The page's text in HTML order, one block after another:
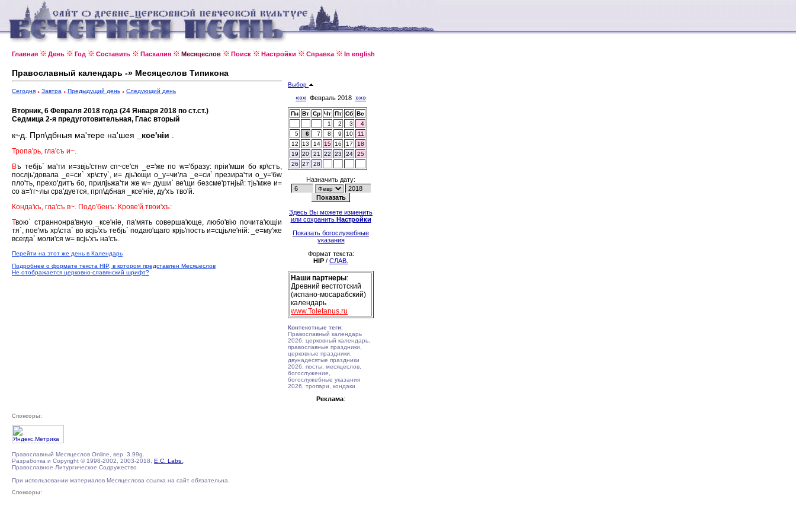
Главная День Год Составить Пасхалия Месяцеслов Поиск Настройки Справка In english
Православный календарь -» Месяцеслов Типикона
Сегодня Завтра Предыдущий день Следующий день
Вторник, 6 Февраля 2018 года (24 Января 2018 по ст.ст.)
Седмица 2-я предуготовительная, Глас вторый
к~д. Прп\дбныя ма'тере на'шея _ксе'нiи
Тропа'рь, гла'съ и~.
Въ тебjь` ма'ти и=звjь'стнw сп~се'ся _е='же по w='бразу: прiи'мши бо кр\стъ,
послjь'довала _е=си` хр\сту`, и= дjь'ющи о_у=чи'ла _е=си` презира'ти о_у='бw
пло'ть, прехо'дитъ бо, прилjьжа'ти же w= души` ве'щи безсме'ртнjьй: тjь'мже и=
со а='гг~лы сра'дуется, прп\дбная _ксе'нiе, ду'хъ тво'й.
Конда'къ, гла'съ в~. Подо'бенъ: Крове'й твои'хъ:
Твою` страннонра'вную _ксе'нiе, па'мять соверша'юще, любо'вiю почита'ющiи
тя`, пое'мъ хр\ста` во всjь'хъ тебjь` подаю'щаго крjь'пость и=сцjьле'нiй: _е=му'же
всегда` моли'ся w= всjь'хъ на'съ.
Перейти на этот же день в Календарь
Подробнее о формате текста HIP, в котором представлен Месяцеслов
Не отображается церковно-славянский шрифт?
Выбор
««« Февраль 2018 »»»
Пн Вт Ср Чт Пт Сб Вс
1
2 3
4
5
6 7 8 9 10
11
12
13 14 15 16 17
18
19
20 21 22 23 24
25
26
27 28
Назначить дату:
Здесь Вы можете изменить
или сохранить Настройки
Показать богослужебные
указания
Формат текста:
HIP / СЛАВ.
Наши партнеры:
Древний вестготский
(испано-мосарабский)
календарь
www.Toletanus.ru
Контекстные теги:
Православный календарь
2026, церковный календарь,
православные праздники,
церковные праздники,
двунадесятые праздники
2026, посты, месяцеслов,
богослужение,
богослужебные указания
2026, тропари, кондаки
Реклама:
Спонсоры:
Православный Месяцеслов Online, вер. 3.99g.
Разработка и Copyright © 1998-2002, 2003-2018, E.C. Labs.
Православное Литургическое Содружество
При использовании материалов Месяцеслова ссылка на сайт обязательна.
Спонсоры: